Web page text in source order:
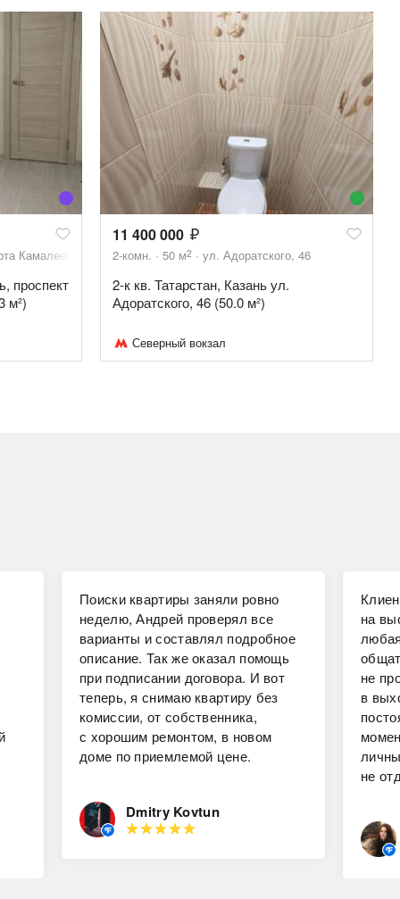
Камалеева, 34Б
проспект
м²)
11 400 000
2-комн. 50 м2 ул. Адоратского, 46
2-к кв. Татарстан, Казань ул.
Адоратского, 46 (50.0 м²)
Северный вокзал
Поиски квартиры заняли ровно
неделю, Андрей проверял все
варианты и составлял подробное
описание. Так же оказал помощь
при подписании договора. И вот
теперь, я снимаю квартиру без
комиссии, от собственника,
с хорошим ремонтом, в новом
доме по приемлемой цене.
Dmitry Kovtun
на
не
в
не